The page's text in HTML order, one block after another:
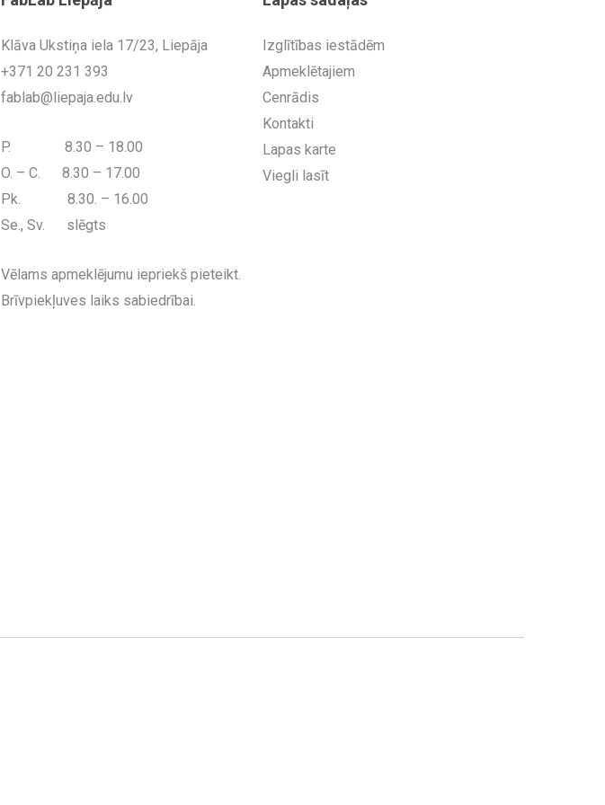
Klāva Ukstiņa iela 17/23, Liepāja
+371 20 231 393
fablab@liepaja.edu.lv
P. 8.30 – 18.00
O. – C. 8.30 – 17.00
Pk. 8.30. – 16.00
Se., Sv. slēgts
Vēlams apmeklējumu iepriekš pieteikt.
Brīvpiekļuves laiks sabiedrībai.
Izglītības iestādēm
Apmeklētajiem
Cenrādis
Kontakti
Lapas karte
Viegli lasīt